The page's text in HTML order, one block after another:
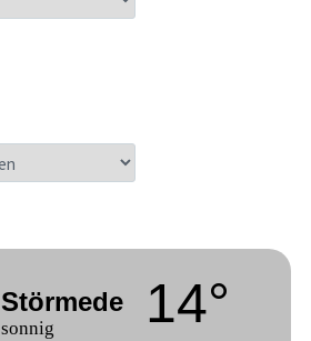
Störmede
sonnig 14°